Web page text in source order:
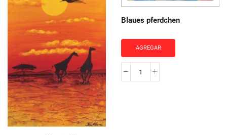
Blaues pferdchen
AGREGAR
Blaues